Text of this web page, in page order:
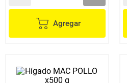
Agregar